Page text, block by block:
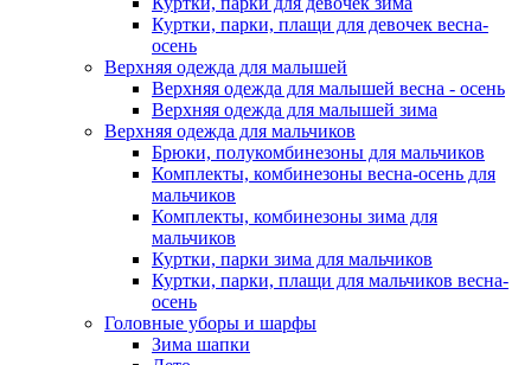
Куртки, парки, плащи для девочек весна-
осень
Верхняя одежда для малышей
Верхняя одежда для малышей весна - осень
Верхняя одежда для малышей зима
Верхняя одежда для мальчиков
Брюки, полукомбинезоны для мальчиков
Комплекты, комбинезоны весна-осень для
мальчиков
Комплекты, комбинезоны зима для
мальчиков
Куртки, парки зима для мальчиков
Куртки, парки, плащи для мальчиков весна-
осень
Головные уборы и шарфы
Зима шапки